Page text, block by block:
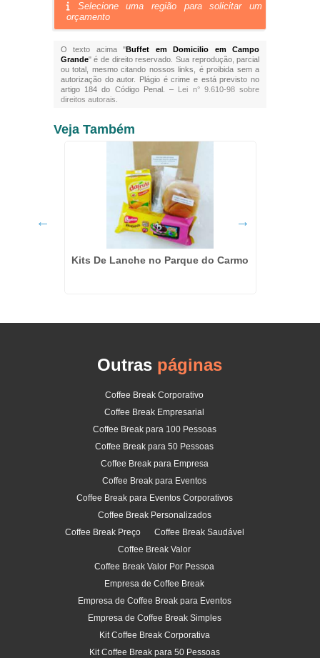
Selecione uma região para solicitar um
orçamento
O texto acima "Buffet em Domicilio em Campo
Grande" é de direito reservado. Sua reprodução, parcial
ou total, mesmo citando nossos links, é proibida sem a
autorização do autor. Plágio é crime e está previsto no
artigo 184 do Código Penal. – Lei n° 9.610-98 sobre
direitos autorais
Veja Também
Kits De Lanche no Parque do Carmo
Outras páginas
Coffee Break Corporativo
Coffee Break Empresarial
Coffee Break para 100 Pessoas
Coffee Break para 50 Pessoas
Coffee Break para Empresa
Coffee Break para Eventos
Coffee Break para Eventos Corporativos
Coffee Break Personalizados
Coffee Break Preço
Coffee Break Saudável
Coffee Break Valor
Coffee Break Valor Por Pessoa
Empresa de Coffee Break
Empresa de Coffee Break para Eventos
Empresa de Coffee Break Simples
Kit Coffee Break Corporativa
Kit Coffee Break para 50 Pessoas